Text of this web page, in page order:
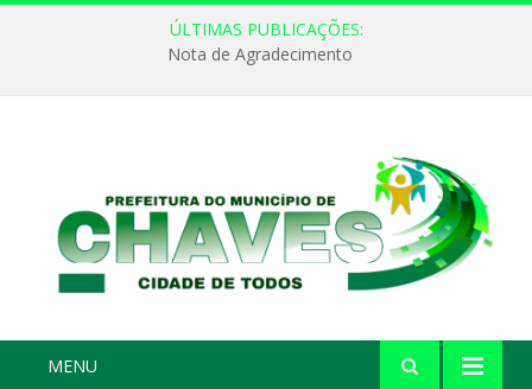
ÚLTIMAS PUBLICAÇÕES:
Nota de Agradecimento
MENU